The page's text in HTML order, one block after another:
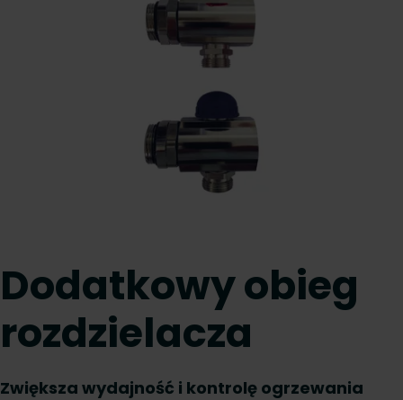
Dodatkowy obieg
rozdzielacza
Zwiększa wydajność i kontrolę ogrzewania